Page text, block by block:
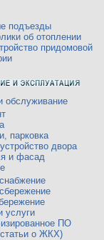
подъезды
об отоплении
придомовой
обслуживание
парковка
двора
и фасад
услуги
ПО
о ЖКХ)